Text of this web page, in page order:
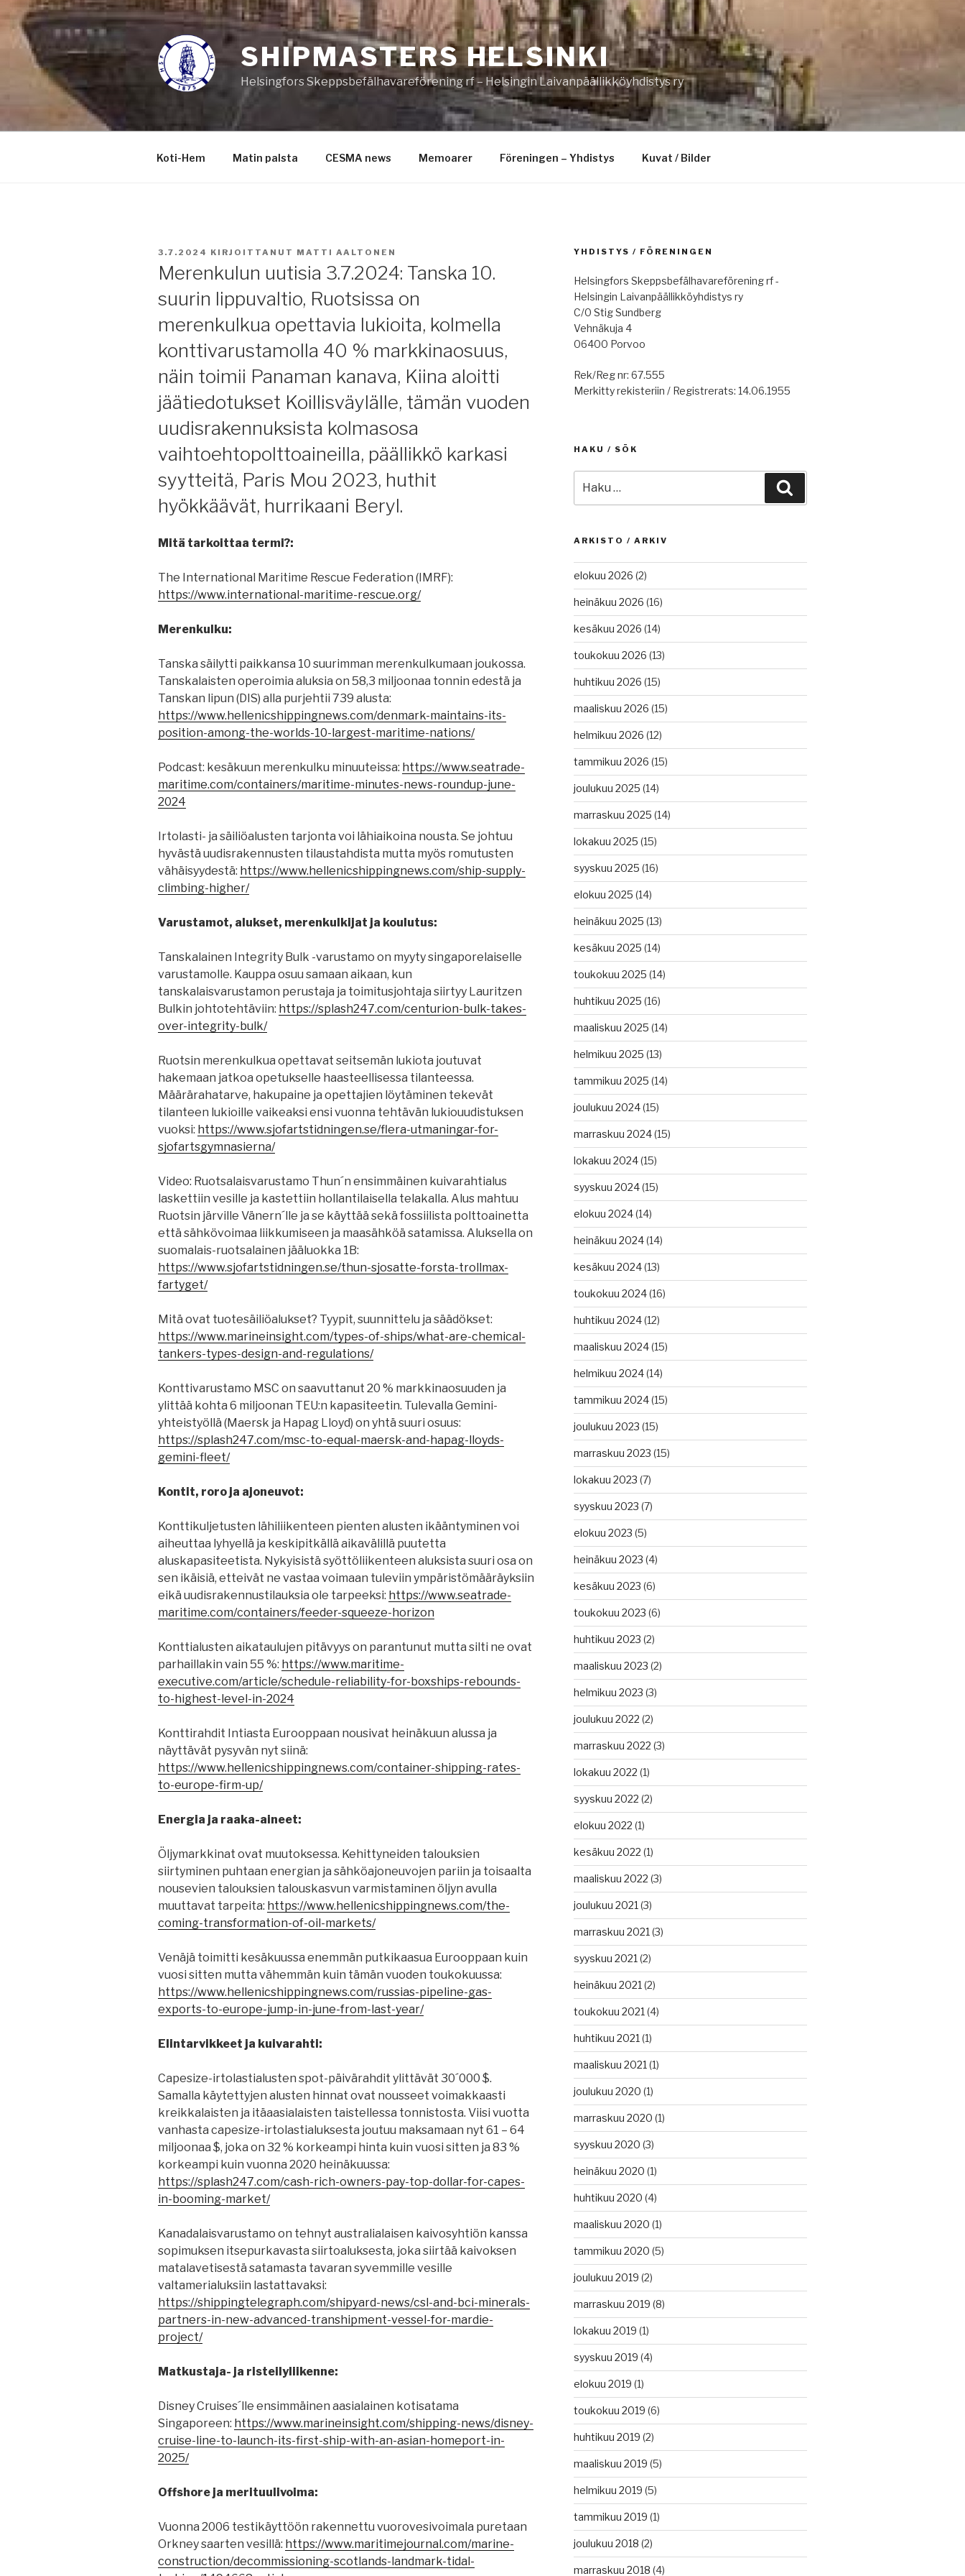
Siirry
sisältöön
SHIPMASTERS HELSINKI
Helsingfors Skeppsbefälhavareförening rf – Helsingin Laivanpäällikköyhdistys ry
Koti-Hem Matin palsta CESMA news Memoarer Föreningen – Yhdistys Kuvat / Bilder
JULKAISTU
3.7.2024 KIRJOITTANUT MATTI AALTONEN
Merenkulun uutisia 3.7.2024: Tanska 10.
suurin lippuvaltio, Ruotsissa on
merenkulkua opettavia lukioita, kolmella
konttivarustamolla 40 % markkinaosuus,
näin toimii Panaman kanava, Kiina aloitti
jäätiedotukset Koillisväylälle, tämän vuoden
uudisrakennuksista kolmasosa
vaihtoehtopolttoaineilla, päällikkö karkasi
syytteitä, Paris Mou 2023, huthit
hyökkäävät, hurrikaani Beryl.
Mitä tarkoittaa termi?:
The International Maritime Rescue Federation (IMRF):
https://www.international-maritime-rescue.org/
Merenkulku:
Tanska säilytti paikkansa 10 suurimman merenkulkumaan joukossa.
Tanskalaisten operoimia aluksia on 58,3 miljoonaa tonnin edestä ja
Tanskan lipun (DIS) alla purjehtii 739 alusta:
https://www.hellenicshippingnews.com/denmark-maintains-its-
position-among-the-worlds-10-largest-maritime-nations/
Podcast: kesäkuun merenkulku minuuteissa: https://www.seatrade-
maritime.com/containers/maritime-minutes-news-roundup-june-
2024
Irtolasti- ja säiliöalusten tarjonta voi lähiaikoina nousta. Se johtuu
hyvästä uudisrakennusten tilaustahdista mutta myös romutusten
vähäisyydestä: https://www.hellenicshippingnews.com/ship-supply-
climbing-higher/
Varustamot, alukset, merenkulkijat ja koulutus:
Tanskalainen Integrity Bulk -varustamo on myyty singaporelaiselle
varustamolle. Kauppa osuu samaan aikaan, kun
tanskalaisvarustamon perustaja ja toimitusjohtaja siirtyy Lauritzen
Bulkin johtotehtäviin: https://splash247.com/centurion-bulk-takes-
over-integrity-bulk/
Ruotsin merenkulkua opettavat seitsemän lukiota joutuvat
hakemaan jatkoa opetukselle haasteellisessa tilanteessa.
Määrärahatarve, hakupaine ja opettajien löytäminen tekevät
tilanteen lukioille vaikeaksi ensi vuonna tehtävän lukiouudistuksen
vuoksi: https://www.sjofartstidningen.se/flera-utmaningar-for-
sjofartsgymnasierna/
Video: Ruotsalaisvarustamo Thun´n ensimmäinen kuivarahtialus
laskettiin vesille ja kastettiin hollantilaisella telakalla. Alus mahtuu
Ruotsin järville Vänern´lle ja se käyttää sekä fossiilista polttoainetta
että sähkövoimaa liikkumiseen ja maasähköä satamissa. Aluksella on
suomalais-ruotsalainen jääluokka 1B:
https://www.sjofartstidningen.se/thun-sjosatte-forsta-trollmax-
fartyget/
Mitä ovat tuotesäiliöalukset? Tyypit, suunnittelu ja säädökset:
https://www.marineinsight.com/types-of-ships/what-are-chemical-
tankers-types-design-and-regulations/
Konttivarustamo MSC on saavuttanut 20 % markkinaosuuden ja
ylittää kohta 6 miljoonan TEU:n kapasiteetin. Tulevalla Gemini-
yhteistyöllä (Maersk ja Hapag Lloyd) on yhtä suuri osuus:
https://splash247.com/msc-to-equal-maersk-and-hapag-lloyds-
gemini-fleet/
Kontit, roro ja ajoneuvot:
Konttikuljetusten lähiliikenteen pienten alusten ikääntyminen voi
aiheuttaa lyhyellä ja keskipitkällä aikavälillä puutetta
aluskapasiteetista. Nykyisistä syöttöliikenteen aluksista suuri osa on
sen ikäisiä, etteivät ne vastaa voimaan tuleviin ympäristömääräyksiin
eikä uudisrakennustilauksia ole tarpeeksi: https://www.seatrade-
maritime.com/containers/feeder-squeeze-horizon
Konttialusten aikataulujen pitävyys on parantunut mutta silti ne ovat
parhaillakin vain 55 %: https://www.maritime-
executive.com/article/schedule-reliability-for-boxships-rebounds-
to-highest-level-in-2024
Konttirahdit Intiasta Eurooppaan nousivat heinäkuun alussa ja
näyttävät pysyvän nyt siinä:
https://www.hellenicshippingnews.com/container-shipping-rates-
to-europe-firm-up/
Energia ja raaka-aineet:
Öljymarkkinat ovat muutoksessa. Kehittyneiden talouksien
siirtyminen puhtaan energian ja sähköajoneuvojen pariin ja toisaalta
nousevien talouksien talouskasvun varmistaminen öljyn avulla
muuttavat tarpeita: https://www.hellenicshippingnews.com/the-
coming-transformation-of-oil-markets/
Venäjä toimitti kesäkuussa enemmän putkikaasua Eurooppaan kuin
vuosi sitten mutta vähemmän kuin tämän vuoden toukokuussa:
https://www.hellenicshippingnews.com/russias-pipeline-gas-
exports-to-europe-jump-in-june-from-last-year/
Elintarvikkeet ja kuivarahti:
Capesize-irtolastialusten spot-päivärahdit ylittävät 30´000 $.
Samalla käytettyjen alusten hinnat ovat nousseet voimakkaasti
kreikkalaisten ja itäaasialaisten taistellessa tonnistosta. Viisi vuotta
vanhasta capesize-irtolastialuksesta joutuu maksamaan nyt 61 – 64
miljoonaa $, joka on 32 % korkeampi hinta kuin vuosi sitten ja 83 %
korkeampi kuin vuonna 2020 heinäkuussa:
https://splash247.com/cash-rich-owners-pay-top-dollar-for-capes-
in-booming-market/
Kanadalaisvarustamo on tehnyt australialaisen kaivosyhtiön kanssa
sopimuksen itsepurkavasta siirtoaluksesta, joka siirtää kaivoksen
matalavetisestä satamasta tavaran syvemmille vesille
valtamerialuksiin lastattavaksi:
https://shippingtelegraph.com/shipyard-news/csl-and-bci-minerals-
partners-in-new-advanced-transhipment-vessel-for-mardie-
project/
Matkustaja- ja risteilyliikenne:
Disney Cruises´lle ensimmäinen aasialainen kotisatama
Singaporeen: https://www.marineinsight.com/shipping-news/disney-
cruise-line-to-launch-its-first-ship-with-an-asian-homeport-in-
2025/
Offshore ja merituulivoima:
Vuonna 2006 testikäyttöön rakennettu vuorovesivoimala puretaan
Orkney saarten vesillä: https://www.maritimejournal.com/marine-
construction/decommissioning-scotlands-landmark-tidal-
YHDISTYS / FÖRENINGEN
Helsingfors Skeppsbefälhavareförening rf -
Helsingin Laivanpäällikköyhdistys ry
C/0 Stig Sundberg
Vehnäkuja 4
06400 Porvoo
Rek/Reg nr: 67.555
Merkitty rekisteriin / Registrerats: 14.06.1955
HAKU / SÖK
ARKISTO / ARKIV
elokuu 2026 (2)
heinäkuu 2026 (16)
kesäkuu 2026 (14)
toukokuu 2026 (13)
huhtikuu 2026 (15)
maaliskuu 2026 (15)
helmikuu 2026 (12)
tammikuu 2026 (15)
joulukuu 2025 (14)
marraskuu 2025 (14)
lokakuu 2025 (15)
syyskuu 2025 (16)
elokuu 2025 (14)
heinäkuu 2025 (13)
kesäkuu 2025 (14)
toukokuu 2025 (14)
huhtikuu 2025 (16)
maaliskuu 2025 (14)
helmikuu 2025 (13)
tammikuu 2025 (14)
joulukuu 2024(15)
marraskuu 2024(15)
lokakuu 2024(15)
syyskuu 2024(15)
elokuu 2024(14)
heinäkuu 2024(14)
kesäkuu 2024(13)
toukokuu 2024(16)
huhtikuu 2024(12)
maaliskuu 2024(15)
helmikuu 2024(14)
tammikuu 2024(15)
joulukuu 2023 (15)
marraskuu 2023 (15)
lokakuu 2023 (7)
syyskuu 2023 (7)
elokuu 2023 (5)
heinäkuu 2023 (4)
kesäkuu 2023 (6)
toukokuu 2023 (6)
huhtikuu 2023 (2)
maaliskuu 2023 (2)
helmikuu 2023 (3)
joulukuu 2022 (2)
marraskuu 2022 (3)
lokakuu 2022 (1)
syyskuu 2022 (2)
elokuu 2022 (1)
kesäkuu 2022 (1)
maaliskuu 2022 (3)
joulukuu 2021 (3)
marraskuu 2021 (3)
syyskuu 2021 (2)
heinäkuu 2021 (2)
toukokuu 2021 (4)
huhtikuu 2021 (1)
maaliskuu 2021 (1)
joulukuu 2020 (1)
marraskuu 2020 (1)
syyskuu 2020 (3)
heinäkuu 2020 (1)
huhtikuu 2020 (4)
maaliskuu 2020 (1)
tammikuu 2020 (5)
joulukuu 2019 (2)
marraskuu 2019 (8)
lokakuu 2019 (1)
syyskuu 2019 (4)
elokuu 2019 (1)
toukokuu 2019 (6)
huhtikuu 2019 (2)
maaliskuu 2019 (5)
helmikuu 2019 (5)
tammikuu 2019 (1)
joulukuu 2018 (2)
marraskuu 2018 (4)